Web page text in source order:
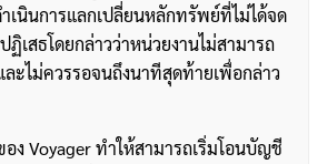
ำเนินการแลกเปลี่ยนหลักทรัพย์ที่ไม่ได้จด
เสธโดยกล่าวว่าหน่วยงานไม่สามารถ
ะไม่ควรรอจนถึงนาทีสุดท้ายเพื่อกล่าว
ง Voyager ทำให้สามารถเริ่มโอนบัญชี